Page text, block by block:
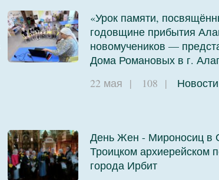
«Урок памяти,
годовщине прибытия
новомучеников —
Дома Романовых в г.
22 мая | 108 | Новости
День Жен - Мироносиц в
Троицком архиерейском
города Ирбит